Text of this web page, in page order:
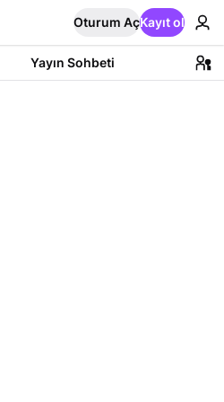
Oturum AçKayıt ol
Yayın Sohbeti